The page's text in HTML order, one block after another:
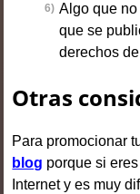
Algo que
que se
derechos
Otras
Para promocionar
blog porque si
Internet y es muy